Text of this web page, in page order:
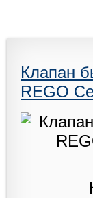
Клапан
REGO